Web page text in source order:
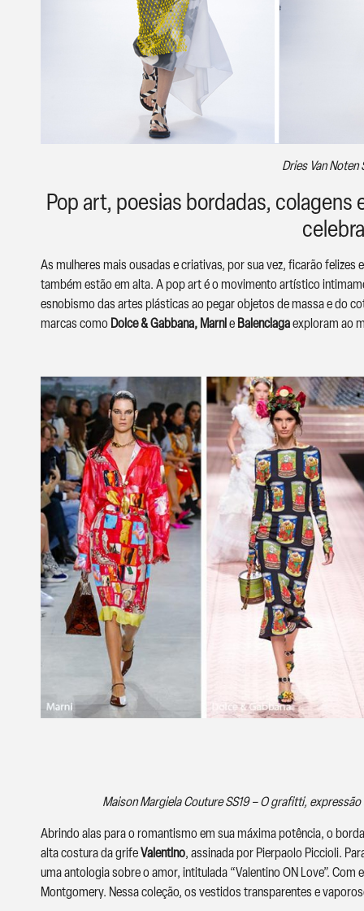
Dries Van Noten
Pop art, poesias bordadas,
As mulheres mais ousadas e criativas, por sua vez, ficarão
também estão em alta. A pop art é o movimento artístico
esnobismo das artes plásticas ao pegar objetos de massa e do
marcas como Dolce & Gabbana, Marnie Balenciagaexploram ao
Maison Margiela Couture SS19 – O grafitti,
Abrindo alas para o romantismo em sua máxima potência, o
alta costura da grifeValentino, assinada por Pierpaolo Piccioli.
uma antologia sobre o amor, intitulada “Valentino ON Love”.
Montgomery. Nessa coleção, os vestidos transparentes e